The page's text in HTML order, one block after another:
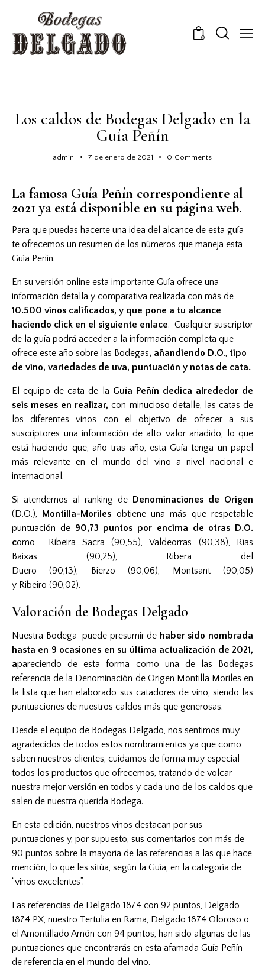
0
Los caldos de Bodegas Delgado en la
Guía Peñín
admin 7 de enero de 2021 0 Comments
La famosa Guía Peñín correspondiente al
2021 ya está disponible en supágina web.
Para que puedas hacerte una idea del alcance de esta guía
te ofrecemos un resumen de los números que maneja esta
Guía Peñín.
En su versión online esta importante Guía ofrece una
información detalla y comparativa realizada con más de
10.500 vinos calificados, y que pone a tu alcance
haciendo click en el siguiente enlace. Cualquier suscriptor
de la guía podrá acceder a la información completa que
ofrece este año sobre las Bodegas, añandiendo D.O., tipo
de vino, variedades de uva, puntuación y notas de cata.
El equipo de cata de la Guía Peñín dedica alrededor de
seis meses en realizar, con minucioso detalle, las catas de
los diferentes vinos con el objetivo de ofrecer a sus
suscriptores una información de alto valor añadido, lo que
está haciendo que, año tras año, esta Guía tenga un papel
más relevante en el mundo del vino a nivel nacional e
internacional.
Si atendemos al ranking de Denominaciones de Origen
(D.O.), Montilla-Moriles obtiene una más que respetable
puntuación de 90,73 puntos por encima de otras D.O.
como Ribeira Sacra (90,55), Valdeorras (90,38), Rías
Baixas (90,25), Ribera del
Duero (90,13), Bierzo (90,06), Montsant (90,05)
y Ribeiro (90,02).
Valoración de Bodegas Delgado
Nuestra Bodega puede presumir de haber sido nombrada
hasta en 9 ocasiones en su última actualización de 2021,
apareciendo de esta forma como una de las Bodegas
referencia de la Denominación de Origen Montilla Moriles en
la lista que han elaborado sus catadores de vino, siendo las
puntuaciones de nuestros caldos más que generosas.
Desde el equipo de Bodegas Delgado, nos sentimos muy
agradecidos de todos estos nombramientos ya que como
saben nuestros clientes, cuidamos de forma muy especial
todos los productos que ofrecemos, tratando de volcar
nuestra mejor versión en todos y cada uno de los caldos que
salen de nuestra querida Bodega.
En esta edición, nuestros vinos destacan por sus
puntuaciones y, por supuesto, sus comentarios con más de
90 puntos sobre la mayoría de las referencias a las que hace
mención, lo que les sitúa, según la Guía, en la categoría de
“vinos excelentes”.
Las referencias de Delgado 1874 con 92 puntos, Delgado
1874 PX, nuestro Tertulia en Rama, Delgado 1874 Oloroso o
el Amontillado Amón con 94 puntos, han sido algunas de las
puntuaciones que encontrarás en esta afamada Guía Peñín
de referencia en el mundo del vino.